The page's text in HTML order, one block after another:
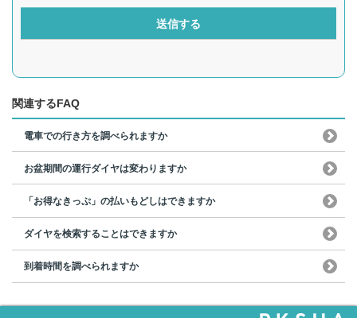
送信する
関連するFAQ
電車での行き方を調べられますか
お盆期間の運行ダイヤは変わりますか
「お得なきっぷ」の払いもどしはできますか
ダイヤを検索することはできますか
到着時間を調べられますか